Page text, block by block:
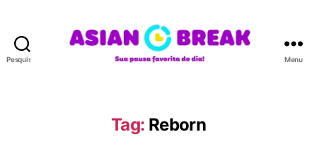
Pesquisar
A
N
Menu
Tag: Reborn